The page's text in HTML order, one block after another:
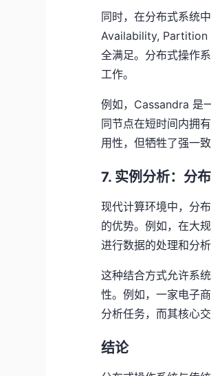
同时，在分布式系统
Availability, Partition
全满足。分布式操作
工作。
例如，Cassandra 是
同节点在短时间内拥
用性，但牺牲了强一致
7. 实例分析：分
现代计算环境中，分
的优势。例如，在大
进行数据的处理和分
这种结合方式允许系
性。例如，一家电子
分析任务，而其核心
结论